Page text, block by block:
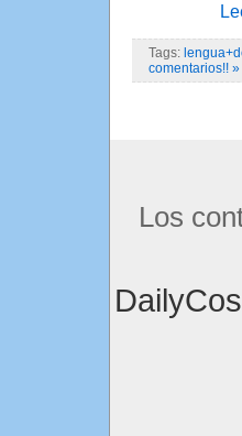
Tags:
comentarios!! »
Los